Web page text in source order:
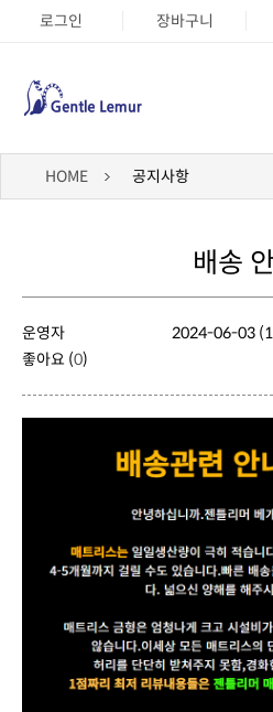
로그인 장바구니
HOME 공지사항
배송
운영자 2024-06-03
좋아요 (0)